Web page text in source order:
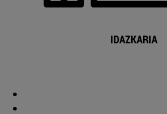
IDAZKARIA